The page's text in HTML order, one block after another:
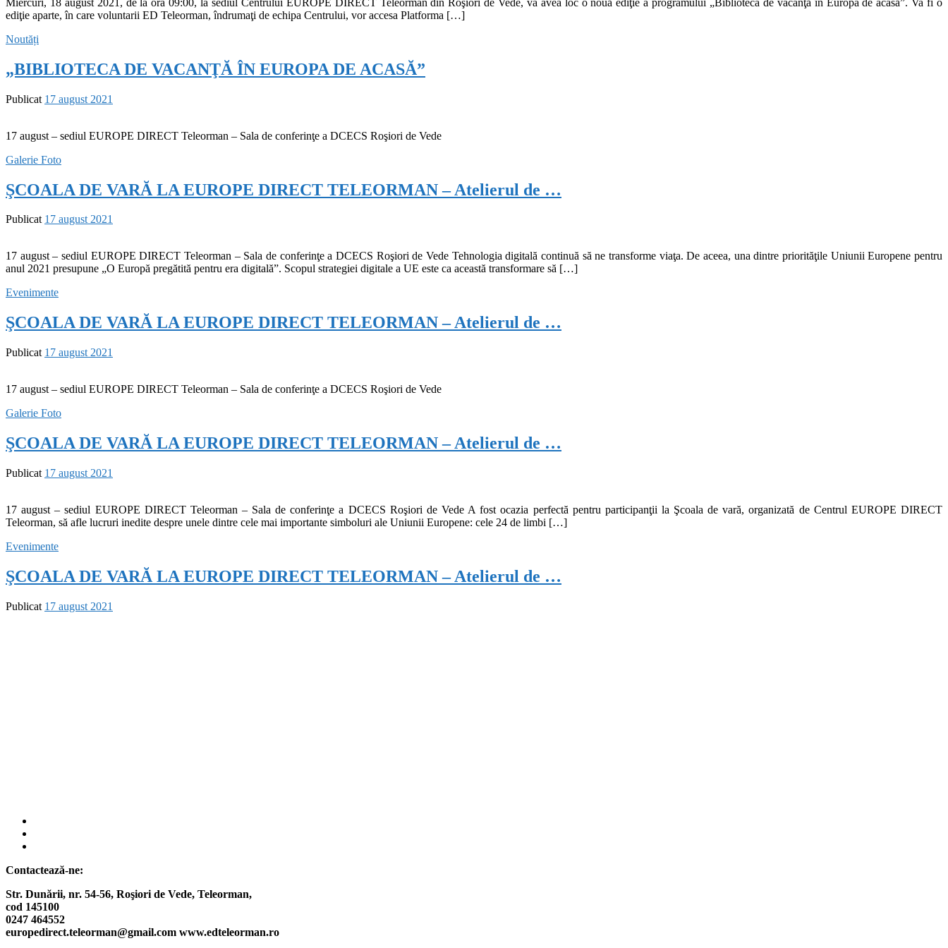
ediţie aparte, în care voluntarii ED Teleorman, îndrumaţi de echipa Centrului, vor accesa Platforma […]
Noutăți
„BIBLIOTECA DE VACANŢĂ ÎN EUROPA DE ACASĂ”
Publicat 17 august 2021
17 august – sediul EUROPE DIRECT Teleorman – Sala de conferinţe a DCECS Roşiori de Vede
Galerie Foto
ŞCOALA DE VARĂ LA EUROPE DIRECT TELEORMAN – Atelierul de …
Publicat 17 august 2021
17 august – sediul EUROPE DIRECT Teleorman – Sala de conferinţe a DCECS Roşiori de Vede Tehnologia digitală continuă să ne transforme viaţa. De aceea, una dintre priorităţile Uniunii Europene pentru
anul 2021 presupune „O Europă pregătită pentru era digitală”. Scopul strategiei digitale a UE este ca această transformare să […]
Evenimente
ŞCOALA DE VARĂ LA EUROPE DIRECT TELEORMAN – Atelierul de …
Publicat 17 august 2021
17 august – sediul EUROPE DIRECT Teleorman – Sala de conferinţe a DCECS Roşiori de Vede
Galerie Foto
ŞCOALA DE VARĂ LA EUROPE DIRECT TELEORMAN – Atelierul de …
Publicat 17 august 2021
17 august – sediul EUROPE DIRECT Teleorman – Sala de conferinţe a DCECS Roşiori de Vede A fost ocazia perfectă pentru participanţii la Şcoala de vară, organizată de Centrul EUROPE DIRECT
Teleorman, să afle lucruri inedite despre unele dintre cele mai importante simboluri ale Uniunii Europene: cele 24 de limbi […]
Evenimente
ŞCOALA DE VARĂ LA EUROPE DIRECT TELEORMAN – Atelierul de …
Publicat 17 august 2021
twitter
Contactează-ne:
Str. Dunării, nr. 54-56, Roşiori de Vede, Teleorman,
cod 145100
0247 464552
europedirect.teleorman@gmail.com www.edteleorman.ro